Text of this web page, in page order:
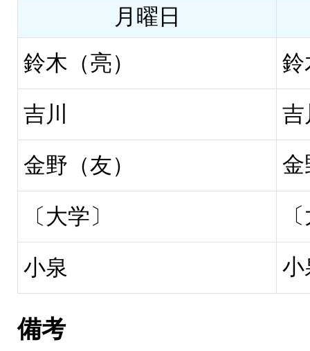
月曜日
鈴木（亮）
鈴
吉川 吉
金野（友） 金
〔大学〕
小泉 小
備考